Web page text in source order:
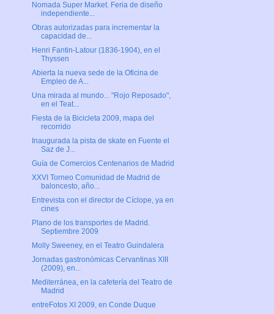
Nomada Super Market. Feria de diseño
independiente...
Obras autorizadas para incrementar la
capacidad de...
Henri Fantin-Latour (1836-1904), en el
Thyssen
Abierta la nueva sede de la Oficina de
Empleo de A...
Una mirada al mundo... "Rojo Reposado",
en el Teat...
Fiesta de la Bicicleta 2009, mapa del
recorrido
Inaugurada la pista de skate en Fuente el
Saz de J...
Guía de Comercios Centenarios de Madrid
XXVI Torneo Comunidad de Madrid de
baloncesto, año...
Entrevista con el director de Cíclope, ya en
cines
Plano de los transportes de Madrid.
Septiembre 2009
Molly Sweeney, en el Teatro Guindalera
Jornadas gastronómicas Cervantinas XIII
(2009), en...
Mediterránea, en la cafetería del Teatro de
Madrid
entreFotos XI 2009, en Conde Duque